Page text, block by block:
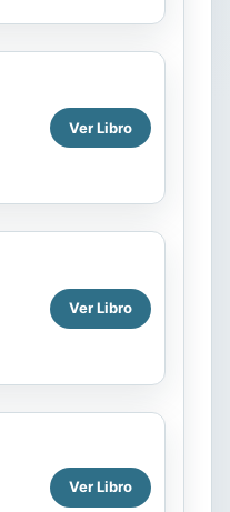
Ver Libro
Ver Libro
Ver Libro